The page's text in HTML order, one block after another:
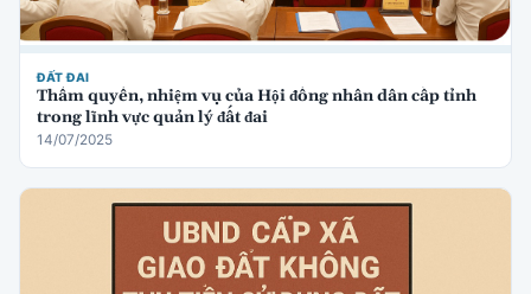
ĐẤT ĐAI
Thẩm quyền, nhiệm vụ của Hội đồng nhân dân cấp tỉnh
trong lĩnh vực quản lý đất đai
14/07/2025